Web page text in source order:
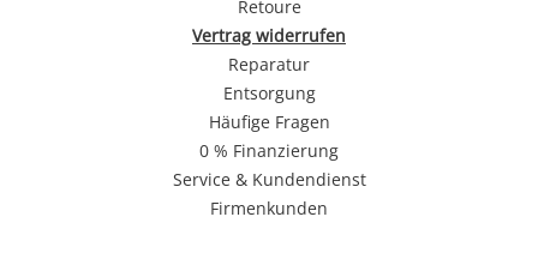
Retoure
Vertrag widerrufen
Reparatur
Entsorgung
Häufige Fragen
0 % Finanzierung
Service & Kundendienst
Firmenkunden